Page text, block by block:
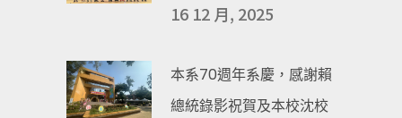
16 12 月, 2025
本系70週年系慶，感謝賴
總統錄影祝賀及本校沈校